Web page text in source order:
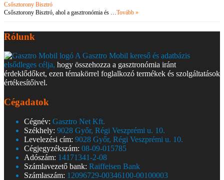
Csősztorony Bisztró
Csősztorony Bisztró, ahol a gasztronómia és …Tovább »
Rólunk
A Gasztro Mobil kereső és adatbázis
elsődleges célja, hogy összehozza a gasztronómia iránt
érdeklődőket, ezen témakörrel foglalkozó termékek és szolgáltatások
értékesítőivel.
Cégadatok
Cégnév: Gasztro Net Kft.
Székhely: 9028 Győr, Régi Veszprémi u. 10.
Levelezési cím: 9028 Győr, Régi Veszprémi u. 10.
Cégjegyzékszám: 08-09-015785
Adószám: 14171341-2-08
Számlavezető bank: Raiffeisen Bank
Számlaszám: 12096729-00346100-00100003